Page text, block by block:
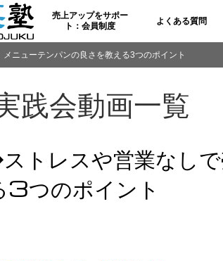
売上アップをサポー
ト：会員制度
よくある質問
ニューテンパンの良さを教える3つのポイント
践会動画一覧
トレスや営業なし
3つのポイント